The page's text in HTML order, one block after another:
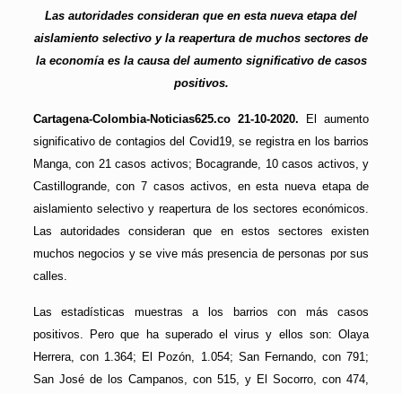
Las autoridades consideran que en esta nueva etapa del
aislamiento selectivo y la reapertura de muchos sectores de
la economía es la causa del aumento significativo de casos
positivos.
Cartagena-Colombia-Noticias625.co 21-10-2020. El aumento
significativo de contagios del Covid19, se registra en los barrios
Manga, con 21 casos activos; Bocagrande, 10 casos activos, y
Castillogrande, con 7 casos activos, en esta nueva etapa de
aislamiento selectivo y reapertura de los sectores económicos.
Las autoridades consideran que en estos sectores existen
muchos negocios y se vive más presencia de personas por sus
calles.
Las estadísticas muestras a los barrios con más casos
positivos. Pero que ha superado el virus y ellos son: Olaya
Herrera, con 1.364; El Pozón, 1.054; San Fernando, con 791;
San José de los Campanos, con 515, y El Socorro, con 474,